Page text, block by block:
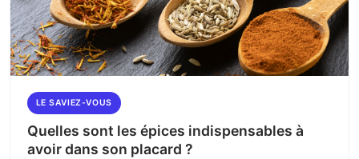
LE SAVIEZ-VOUS
Quelles sont les épices indispensables à
avoir dans son placard ?